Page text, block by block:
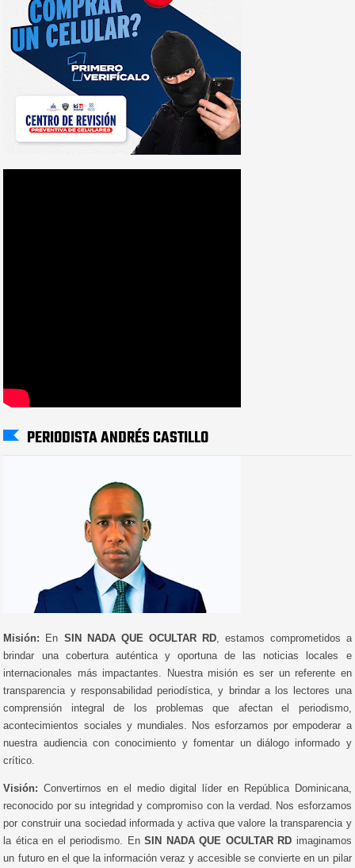
PERIODISTA ANDRÉS CASTILLO
Misión: En SIN NADA QUE OCULTAR RD, estamos comprometidos a
brindar una cobertura auténtica y oportuna de las noticias locales e
internacionales más impactantes. Nuestra misión es ser un referente en
transparencia y responsabilidad periodística, y brindar a los lectores una
comprensión integral de los problemas que afectan el periodismo,
acontecimientos sociales y mundiales. Nos esforzamos por empoderar a
nuestra audiencia con conocimiento y fomentar un diálogo informado y
crítico.
Visión: Convertirnos en el medio digital líder en República Dominicana,
reconocido por su integridad y compromiso con la verdad. Nos esforzamos
por construir una sociedad informada y activa que valore la transparencia y
la ética en el periodismo. EnSIN NADA QUE OCULTAR RD imaginamos
un futuro en el que la información veraz y accesible se convierte en un pilar